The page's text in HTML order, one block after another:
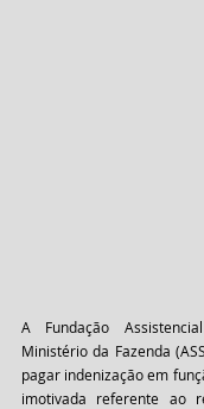
A Fundação
Ministério da Fazenda
pagar indenização em
imotivada referente ao